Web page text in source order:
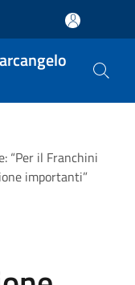
“Per il Franchini
importanti”